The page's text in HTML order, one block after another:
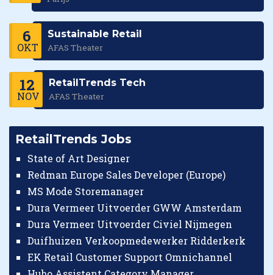
6
OKT
Sustainable Retail
AFAS Theater
12
NOV
RetailTrends Tech
AFAS Theater
RetailTrends Jobs
State of Art Designer
Redman Europe Sales Developer (Europe)
MS Mode Storemanager
Dura Vermeer Uitvoerder GWW Amsterdam
Dura Vermeer Uitvoerder Civiel Nijmegen
Duifhuizen Verkoopmedewerker Ridderkerk
EK Retail Customer Support Omnichannel